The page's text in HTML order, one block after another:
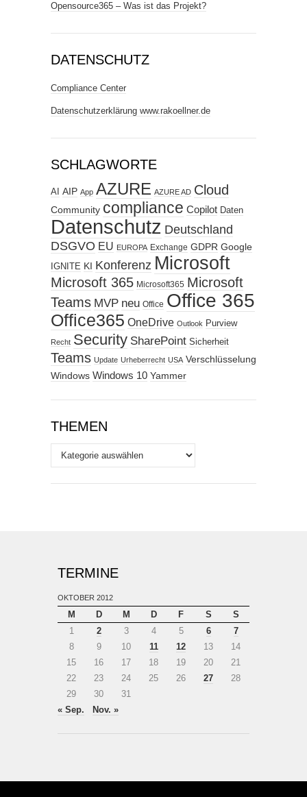
Opensource365 – Was ist das Projekt?
DATENSCHUTZ
Compliance Center
Datenschutzerklärung www.rakoellner.de
SCHLAGWORTE
AI AIP App AZURE AZURE AD Cloud
Community compliance Copilot Daten
Datenschutz Deutschland
DSGVO EU EUROPA Exchange GDPR Google
IGNITE KI Konferenz Microsoft
Microsoft 365 Microsoft365 Microsoft
Teams MVP neu Office Office 365
Office365 OneDrive Outlook Purview
Recht Security SharePoint Sicherheit
Teams Update Urheberrecht USA Verschlüsselung
Windows Windows 10 Yammer
THEMEN
Themen
TERMINE
OKTOBER 2012
M D M D F S
S
1
2 3 4 5 6
7
8
9 10 11 12 13
14
15
16 17 18 19 20
21
22
23 24 25 26 27
28
29
30
31
« Sep.
Nov. »